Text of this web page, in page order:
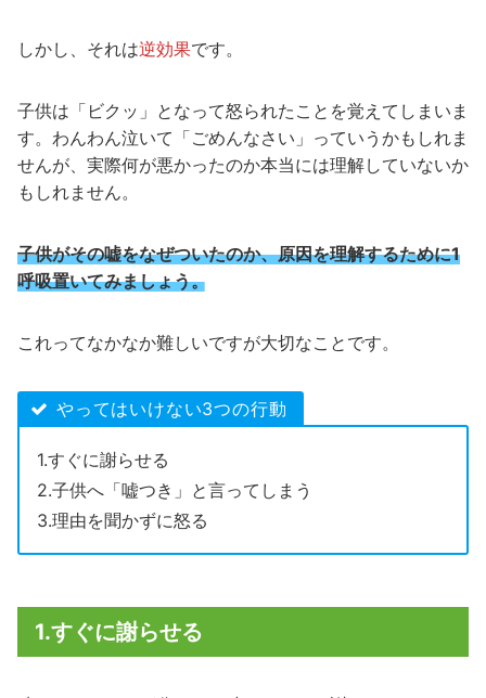
しかし、それは逆効果です。
子供は「ビクッ」となって怒られたことを覚えてしまいま
す。わんわん泣いて「ごめんなさい」っていうかもしれま
せんが、実際何が悪かったのか本当には理解していないか
もしれません。
子供がその嘘をなぜついたのか、原因を理解するために1
呼吸置いてみましょう。
これってなかなか難しいですが大切なことです。
やってはいけない3つの行動
1.すぐに謝らせる
2.子供へ「嘘つき」と言ってしまう
3.理由を聞かずに怒る
1.すぐに謝らせる